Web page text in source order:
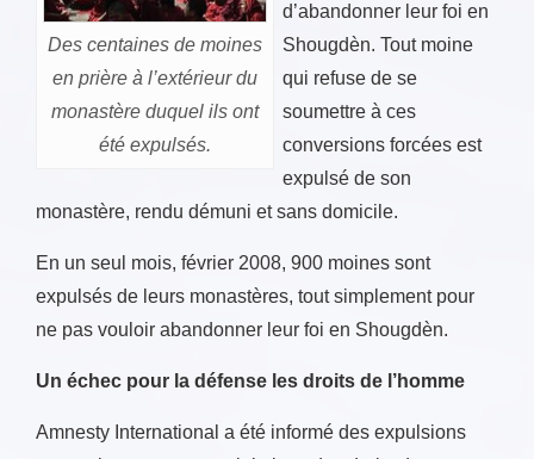
Des centaines de moines
en prière à l’extérieur du
monastère duquel ils ont
été expulsés.
d’abandonner leur foi en
Shougdèn. Tout moine
qui refuse de se
soumettre à ces
conversions forcées est
expulsé de son
monastère, rendu démuni et sans domicile.
En un seul mois, février 2008, 900 moines sont
expulsés de leurs monastères, tout simplement pour
ne pas vouloir abandonner leur foi en Shougdèn.
Un échec pour la défense les droits de l’homme
Amnesty International a été informé des expulsions